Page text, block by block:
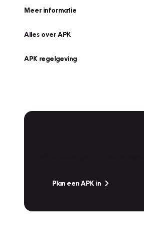
Meer informatie
Alles over APK
APK regelgeving
Plan een APK in